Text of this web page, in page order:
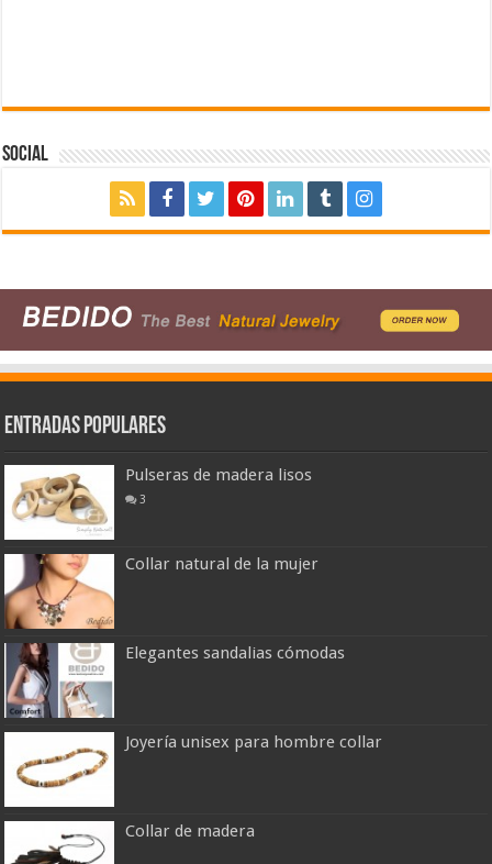
Social
Entradas populares
Pulseras de madera lisos
3
Collar natural de la mujer
Elegantes sandalias cómodas
Joyería unisex para hombre collar
Collar de madera